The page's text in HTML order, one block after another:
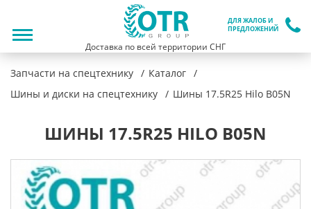
ДЛЯ ЖАЛОБ И
ПРЕДЛОЖЕНИЙ
Доставка по всей территории СНГ
Запчасти на спецтехнику
Каталог
Шины и диски на спецтехнику
Шины 17.5R25 Hilo B05N
ШИНЫ 17.5R25 HILO B05N